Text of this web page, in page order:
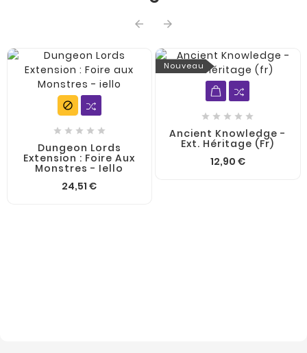
 

    
Dungeon Lords
Extension : Foire Aux
Monstres - Iello
24,51 €
Nouveau
    
Ancient Knowledge -
Ext. Héritage (fr)
12,90 €